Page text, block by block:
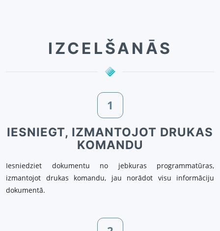
IZCELŠANĀS
1
IESNIEGT, IZMANTOJOT DRUKAS
KOMANDU
Iesniedziet dokumentu no jebkuras programmatūras,
izmantojot drukas komandu, jau norādot visu informāciju
dokumentā.